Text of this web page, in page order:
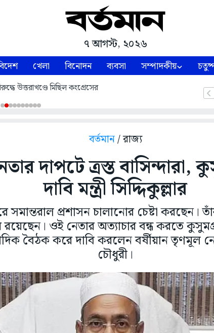
৭ আগস্ট, ২০২৬
খেলা বিনোদন ব্যবসা সম্পাদকীয়
উত্তরাখণ্ডে মিছিল কংগ্রেসের
বর্তমান/ রাজ্য
দাপটে ত্রস্ত বাসিন্দারা,
দাবি মন্ত্রী সিদ্দিকুল্লার
সমান্তরাল প্রশাসন চালানোর চেষ্টা করছেন।
রয়েছেন। ওই নেতার অত্যাচার বন্ধ করতে
বৈঠক করে দাবি করলেন বর্ষীয়ান তৃণমূল নেতা
চৌধুরী।